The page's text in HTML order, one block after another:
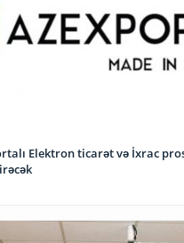
Elektron ticarət və İxrac